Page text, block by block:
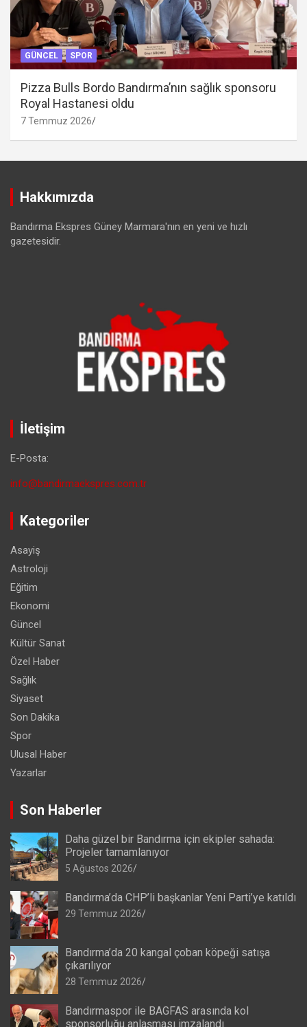
GÜNCEL SPOR
Pizza Bulls Bordo Bandırma’nın sağlık sponsoru
Royal Hastanesi oldu
7 Temmuz 2026
Hakkımızda
Bandırma Ekspres Güney Marmara'nın en yeni ve hızlı
gazetesidir.
İletişim
E-Posta:
info@bandirmaekspres.com.tr
Kategoriler
Asayiş
Astroloji
Eğitim
Ekonomi
Güncel
Kültür Sanat
Özel Haber
Sağlık
Siyaset
Son Dakika
Spor
Ulusal Haber
Yazarlar
Son Haberler
Daha güzel bir Bandırma için ekipler sahada:
Projeler tamamlanıyor
5 Ağustos 2026
Bandırma’da CHP’li başkanlar Yeni Parti’ye katıldı
29 Temmuz 2026
Bandırma’da 20 kangal çoban köpeği satışa
çıkarılıyor
28 Temmuz 2026
Bandırmaspor ile BAGFAS arasında kol
sponsorluğu anlaşması imzalandı